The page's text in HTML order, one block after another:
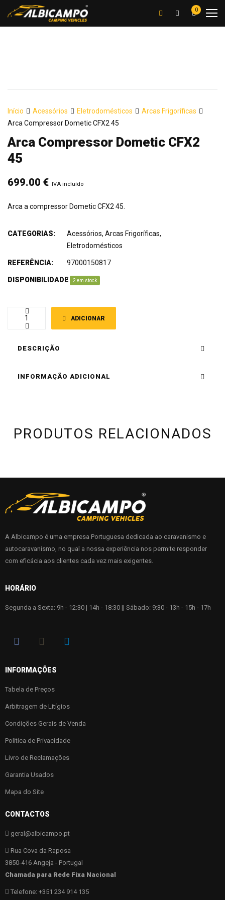
0
Início Acessórios Eletrodomésticos
Arcas Frigoríficas
Arca Compressor Dometic CFX2 45
Arca Compressor Dometic CFX2
45
699.00 € IVA incluído
Arca a compressor Dometic CFX2 45.
ADICIONAR
CATEGORIAS: Acessórios, Arcas Frigoríficas,
Eletrodomésticos
REFERÊNCIA: 97000150817
DISPONIBILIDADE: 2 em stock
DESCRIÇÃO
INFORMAÇÃO ADICIONAL
PRODUTOS RELACIONADOS
A Albicampo é uma empresa Portuguesa dedicada ao caravanismo e
autocaravanismo, no qual a nossa experiência nos permite responder
com eficácia aos clientes cada vez mais exigentes.
HORÁRIO
Segunda a Sexta: 9h - 12:30 | 14h - 18:30 || Sábado: 9:30 - 13h - 15h - 17h
INFORMAÇÕES
Tabela de Preços
Arbitragem de Litígios
Condições Gerais de Venda
Politica de Privacidade
Livro de Reclamações
Garantia Usados
Mapa do Site
CONTACTOS
geral@albicampo.pt
Rua Cova da Raposa
3850-416 Angeja - Portugal
Chamada para Rede Fixa Nacional
Telefone: +351 234 914 135